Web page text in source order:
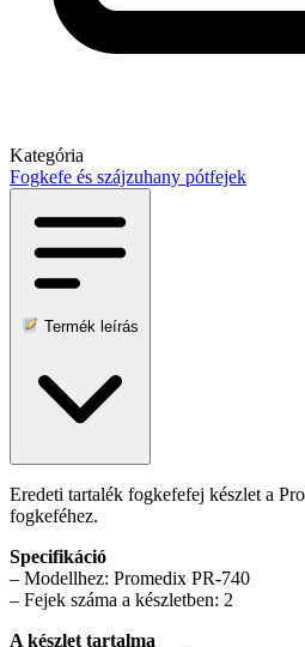
Kategória
Fogkefe és szájzuhany pótfejek
Termék leírás
Eredeti tartalék fogkefefej készlet a
fogkeféhez.
Specifikáció
– Modellhez: Promedix PR-740
– Fejek száma a készletben: 2
A készlet tartalma